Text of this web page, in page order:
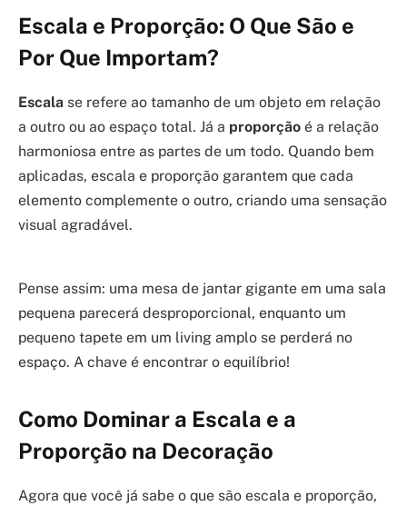
Escala e Proporção: O Que São e
Por Que Importam?
Escala se refere ao tamanho de um objeto em relação
a outro ou ao espaço total. Já a proporção é a relação
harmoniosa entre as partes de um todo. Quando bem
aplicadas, escala e proporção garantem que cada
elemento complemente o outro, criando uma sensação
visual agradável.
Pense assim: uma mesa de jantar gigante em uma sala
pequena parecerá desproporcional, enquanto um
pequeno tapete em um living amplo se perderá no
espaço. A chave é encontrar o equilíbrio!
Como Dominar a Escala e a
Proporção na Decoração
Agora que você já sabe o que são escala e proporção,